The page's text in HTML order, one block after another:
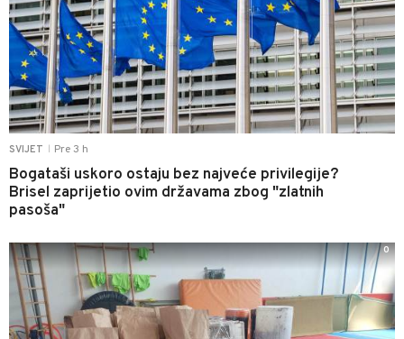
SVIJET Pre 3 h
Bogataši uskoro ostaju bez najveće privilegije?
Brisel zaprijetio ovim državama zbog "zlatnih
pasoša"
0